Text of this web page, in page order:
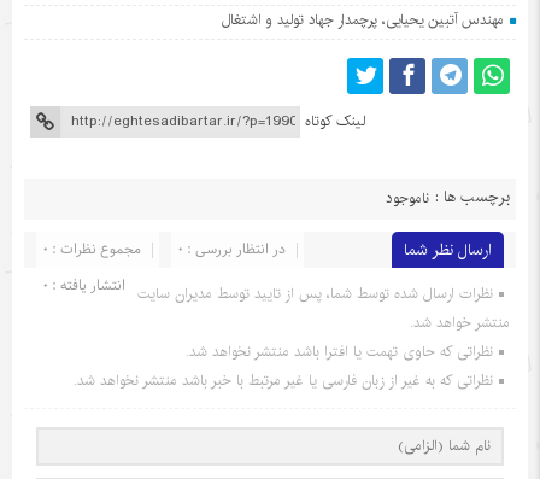
مهندس آتبین یحیایی، پرچمدار جهاد تولید و اشتغال
لینک کوتاه
برچسب ها : ناموجود
ارسال نظر شما مجموع نظرات : 0
در انتظار بررسی : 0
انتشار یافته : 0 نظرات ارسال شده توسط شما، پس از تایید توسط مدیران سایت
منتشر خواهد شد.
نظراتی که حاوی تهمت یا افترا باشد منتشر نخواهد شد.
نظراتی که به غیر از زبان فارسی یا غیر مرتبط با خبر باشد منتشر نخواهد شد.